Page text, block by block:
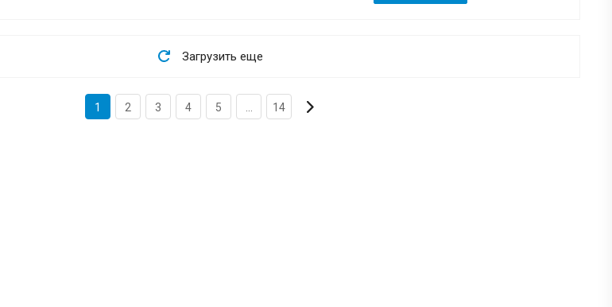
Загрузить еще
1 2 3 4 5 14